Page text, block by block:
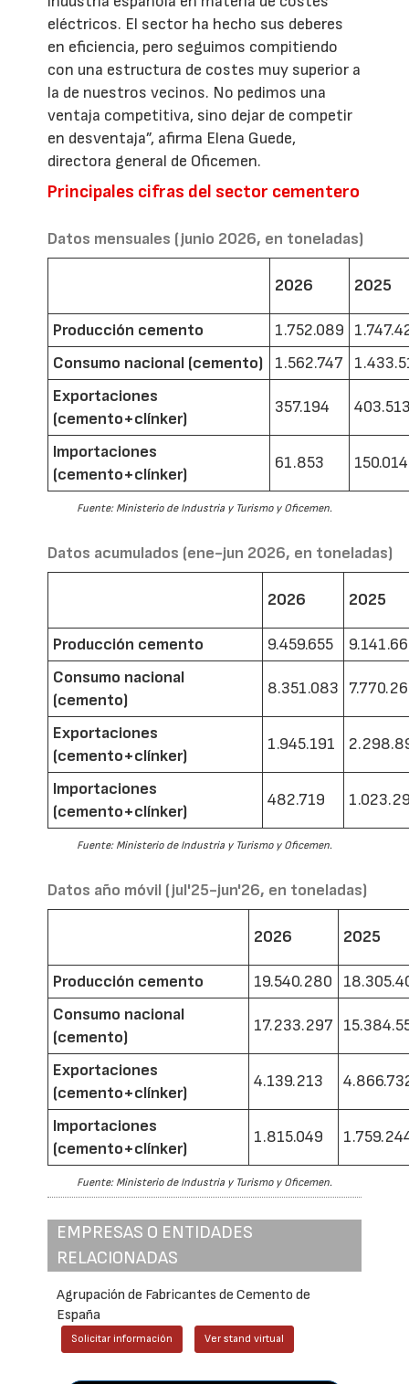
eléctricos. El sector ha hecho sus deberes
en eficiencia, pero seguimos compitiendo
con una estructura de costes muy superior a
la de nuestros vecinos. No pedimos una
ventaja competitiva, sino dejar de competir
en desventaja”, afirma Elena Guede,
directora general de Oficemen.
Principales cifras del sector cementero
Datos mensuales (junio 2026, en toneladas)
2026 2025
Producción cemento 1.752.089
Consumo nacional (cemento)
1.562.747
Exportaciones
(cemento+clínker)
357.194
Importaciones
(cemento+clínker)
61.853 150.014
Fuente: Ministerio de Industria y Turismo y Oficemen.
Datos acumulados (ene-jun 2026, en toneladas)
2026 2025
Producción cemento 9.459.655
Consumo nacional
(cemento)
8.351.083
Exportaciones
(cemento+clínker)
1.945.191
Importaciones
(cemento+clínker)
482.719
Fuente: Ministerio de Industria y Turismo y Oficemen.
Datos año móvil (jul'25-jun'26, en toneladas)
2026 2025
Producción cemento 19.540.280
Consumo nacional
(cemento)
17.233.297
Exportaciones
(cemento+clínker)
4.139.213
Importaciones
(cemento+clínker)
1.815.049
Fuente: Ministerio de Industria y Turismo y Oficemen.
EMPRESAS O ENTIDADES
RELACIONADAS
Agrupación de Fabricantes de Cemento de
España
Solicitar información Ver stand virtual